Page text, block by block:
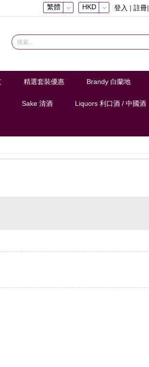
|
登入 | 註冊
HKD
繁體
精選套裝優惠 Brandy 白蘭地
Sake 清酒 Liquors 利口酒 / 中國酒